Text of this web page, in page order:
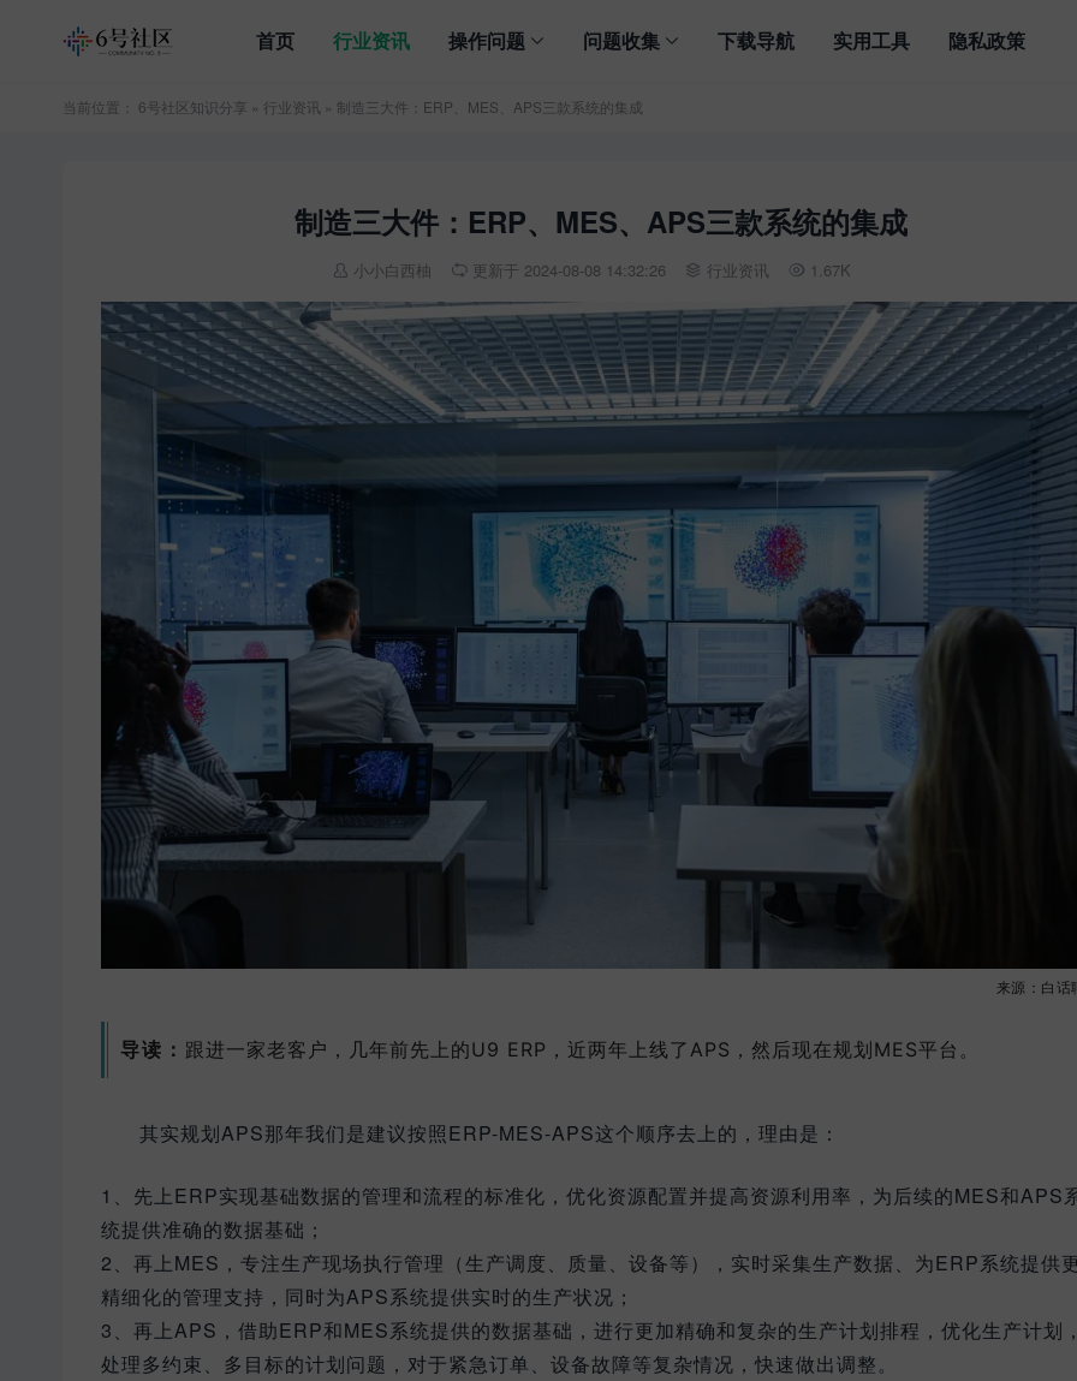
首页 行业资讯 操作问题 问题收集 下载导航 实用工具 隐私政策
当前位置： 6号社区知识分享 » 行业资讯 » 制造三大件：ERP、MES、APS三款系统的集成
制造三大件：ERP、MES、APS三款系统的集成
 小小白西柚  更新于 2024-08-08 14:32:26  行业资讯  1.67K
来源：白话
导读： 跟进一家老客户，几年前先上的U9 ERP，近两年上线了APS，然后现在规划MES平台。
其实规划APS那年我们是建议按照ERP-MES-APS这个顺序去上的，理由是：
1、先上ERP实现基础数据的管理和流程的标准化，优化资源配置并提高资源利用率，为后续的MES和APS
统提供准确的数据基础；
2、再上MES，专注生产现场执行管理（生产调度、质量、设备等），实时采集生产数据、为ERP系统提供
精细化的管理支持，同时为APS系统提供实时的生产状况；
3、再上APS，借助ERP和MES系统提供的数据基础，进行更加精确和复杂的生产计划排程，优化生产计划
处理多约束、多目标的计划问题，对于紧急订单、设备故障等复杂情况，快速做出调整。